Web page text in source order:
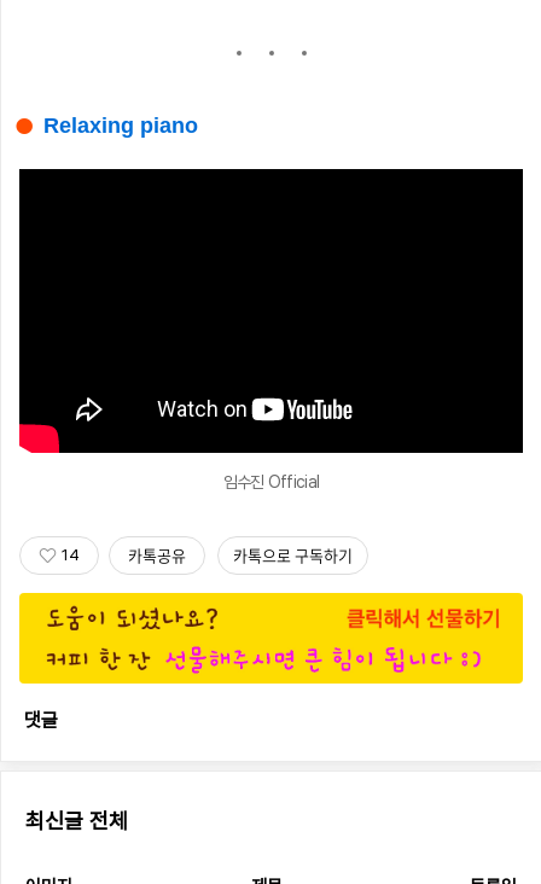
Relaxing piano
임수진 Official
14 카톡공유 카톡으로 구독하기
댓글
최신글 전체